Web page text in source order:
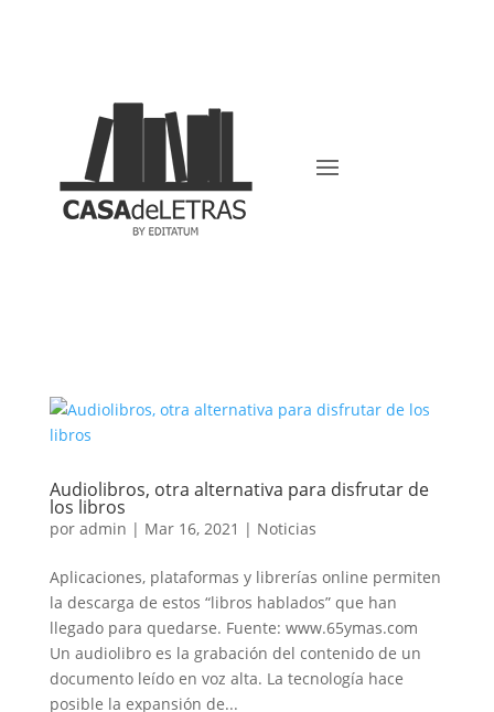
Audiolibros, otra alternativa para disfrutar de
los libros
por admin | Mar 16, 2021 | Noticias
Aplicaciones, plataformas y librerías online permiten
la descarga de estos “libros hablados” que han
llegado para quedarse. Fuente: www.65ymas.com
Un audiolibro es la grabación del contenido de un
documento leído en voz alta. La tecnología hace
posible la expansión de...